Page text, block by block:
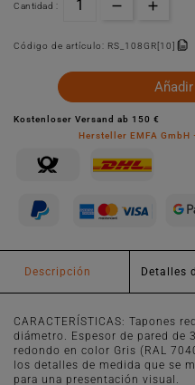
Cantidad :
Código de artículo: RS_108GR[10]
Kostenloser Versand ab 150 €
Hersteller EMFA GmbH
Descripción Detalles
CARACTERÍSTICAS: Tapones
diámetro. Espesor de pared de
redondo en color Gris (RAL
los detalles de medida que se
para una presentación visual.